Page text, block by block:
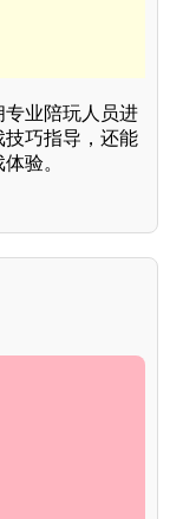
业陪玩人员进
巧指导，还能
验。